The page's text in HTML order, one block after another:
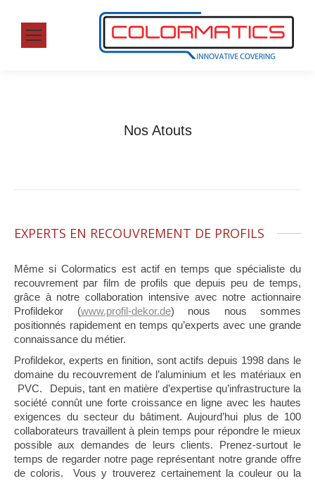
Nos Atouts
EXPERTS EN RECOUVREMENT DE PROFILS
Même si Colormatics est actif en temps que spécialiste du
recouvrement par film de profils que depuis peu de temps,
grâce à notre collaboration intensive avec notre actionnaire
Profildekor (www.profil-dekor.de) nous nous sommes
positionnés rapidement en temps qu’experts avec une grande
connaissance du métier.
Profildekor, experts en finition, sont actifs depuis 1998 dans le
domaine du recouvrement de l’aluminium et les matériaux en
PVC. Depuis, tant en matière d’expertise qu’infrastructure la
société connût une forte croissance en ligne avec les hautes
exigences du secteur du bâtiment. Aujourd’hui plus de 100
collaborateurs travaillent à plein temps pour répondre le mieux
possible aux demandes de leurs clients. Prenez-surtout le
temps de regarder notre page représentant notre grande offre
de coloris. Vous y trouverez certainement la couleur ou la